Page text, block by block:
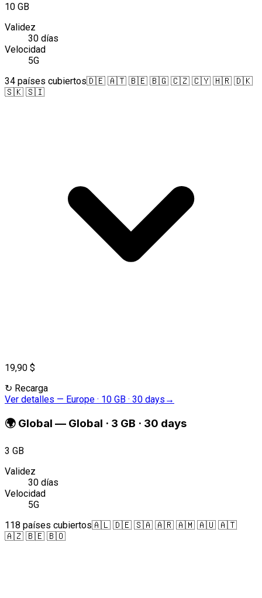
10 GB
Validez
30 días
Velocidad
5G
34 países cubiertos🇩🇪 🇦🇹 🇧🇪 🇧🇬 🇨🇿 🇨🇾 🇭🇷 🇩🇰
🇸🇰 🇸🇮
19,90 $
↻ Recarga
Ver detalles — Europe · 10 GB · 30 days →
🌍 Global — Global · 3 GB · 30 days
3 GB
Validez
30 días
Velocidad
5G
118 países cubiertos🇦🇱 🇩🇪 🇸🇦 🇦🇷 🇦🇲 🇦🇺 🇦🇹
🇦🇿 🇧🇪 🇧🇴